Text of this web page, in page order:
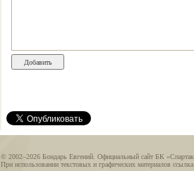
© 2002–2026 Бондарь Евгений. Официальный сайт БК
При использовании текстовых и графических материалов ссылка